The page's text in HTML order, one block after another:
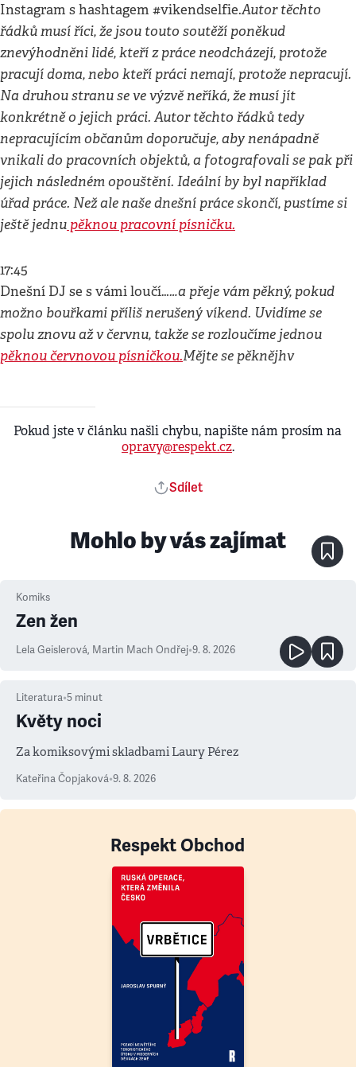
Instagram s hashtagem #vikendselfie.Autor těchto
řádků musí říci, že jsou touto soutěží poněkud
znevýhodněni lidé, kteří z práce neodcházejí, protože
pracují doma, nebo kteří práci nemají, protože nepracují.
Na druhou stranu se ve výzvě neříká, že musí jít
konkrétně o jejich práci. Autor těchto řádků tedy
nepracujícím občanům doporučuje, aby nenápadně
vnikali do pracovních objektů, a fotografovali se pak při
jejich následném opouštění. Ideální by byl například
úřad práce. Než ale naše dnešní práce skončí, pustíme si
ještě jednu pěknou pracovní písničku.
17:45
Dnešní DJ se s vámi loučí……a přeje vám pěkný, pokud
možno bouřkami příliš nerušený víkend. Uvidíme se
spolu znovu až v červnu, takže se rozloučíme jednou
pěknou červnovou písničkou.Mějte se pěknějhv
Pokud jste v článku našli chybu, napište nám prosím na
opravy@respekt.cz.
Sdílet
Mohlo by vás zajímat
Komiks
Zen žen
Lela Geislerová, Martin Mach Ondřej•9. 8. 2026
Literatura•5 minut
Květy noci
Za komiksovými skladbami Laury Pérez
Kateřina Čopjaková•9. 8. 2026
Respekt Obchod